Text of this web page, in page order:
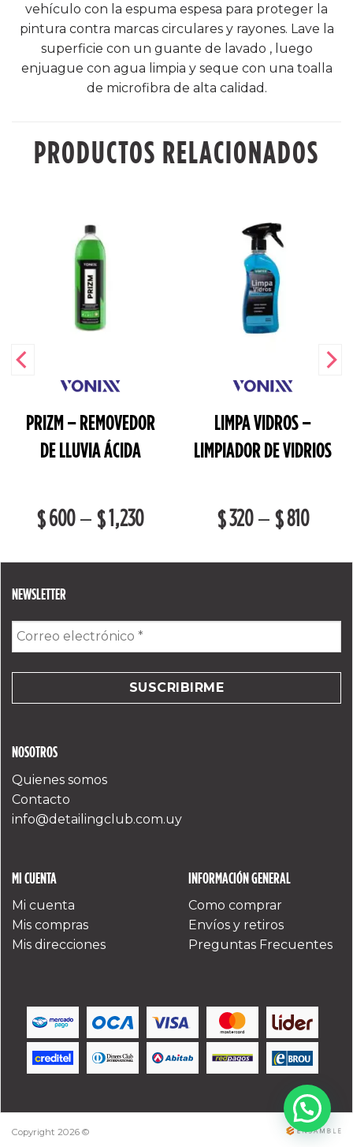
vehículo con la espuma espesa para proteger la
pintura contra marcas circulares y rayones. Lave la
superficie con un guante de lavado , luego
enjuague con agua limpia y seque con una toalla
de microfibra de alta calidad.
PRODUCTOS RELACIONADOS
PRIZM – REMOVEDOR
DE LLUVIA ÁCIDA
$600– $1,230
LIMPA VIDROS –
LIMPIADOR DE VIDRIOS
$320– $810
NOSOTROS
Quienes somos
Contacto
info@detailingclub.com.uy
MI CUENTA
Mi cuenta
Mis compras
Mis direcciones
INFORMACIÓN GENERAL
Como comprar
Envíos y retiros
Preguntas Frecuentes
NEWSLETTER
electrónico
Copyright 2026 ©